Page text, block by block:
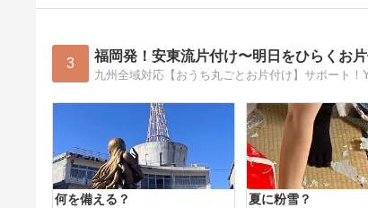
3 福岡発！安東流片付け〜明日をひらくお
何を備える？ 夏に粉雪？